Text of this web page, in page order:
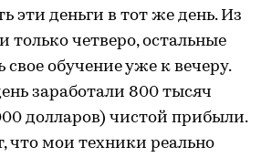
эти деньги в тот же день. Из
только четверо, остальные
свое обучение уже к вечеру.
заработали 800 тысяч
долларов) чистой прибыли.
что мои техники реально